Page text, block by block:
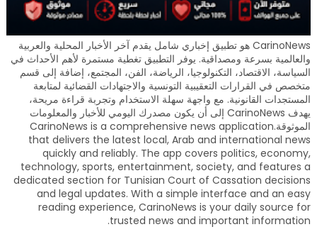
CarinoNews هو تطبيق إخباري شامل يقدم آخر الأخبار المحلية والعربية
والعالمية بسرعة ومصداقية. يوفر التطبيق تغطية مستمرة لأهم الأحداث في
السياسة، الاقتصاد، التكنولوجيا، الرياضة، الفن، المجتمع، إضافة إلى قسم
متخصص في القرارات التعقيبية التونسية والاجتهادات القضائية لمتابعة
المستجدات القانونية. مع واجهة سهلة الاستخدام وتجربة قراءة مريحة،
يهدف CarinoNews إلى أن يكون مصدرك اليومي للأخبار والمعلومات
الموثوقة.CarinoNews is a comprehensive news application
that delivers the latest local, Arab and international news
quickly and reliably. The app covers politics, economy,
technology, sports, entertainment, society, and features a
dedicated section for Tunisian Court of Cassation decisions
and legal updates. With a simple interface and an easy
reading experience, CarinoNews is your daily source for
trusted news and important information.